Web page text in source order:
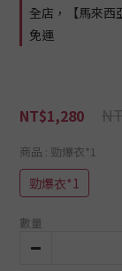
全店，【馬來西
免運
NT$1,280
商品 : 勁爆衣*1
勁爆衣*1
數量